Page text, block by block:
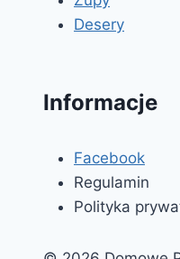
Desery
Informacje
Facebook
Regulamin
Polityka